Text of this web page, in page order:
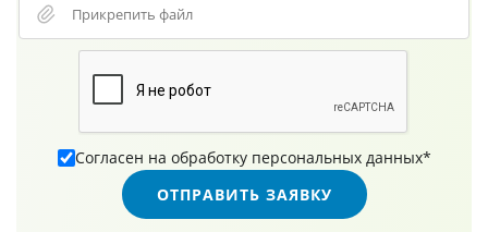
Прикрепить файл
Согласен на обработку персональных данных*